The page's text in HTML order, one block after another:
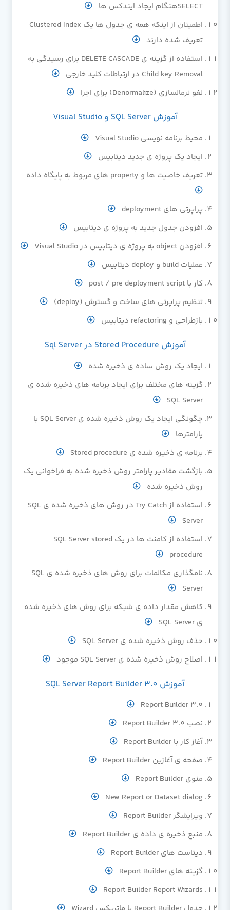
SELECTهنگام ایجاد ایندکس ها
اطمینان از اینکه همه ی جدول ها یک Clustered Index
تعریف شده دارند
استفاده از گزینه ی DELETE CASCADE برای رسیدگی به
Child key Removal در ارتباطات کلید خارجی
لغو نرمالسازی (Denormalize) برای اجرا
آموزش SQL Server و Visual Studio
محیط برنامه نویسی Visual Studio
ایجاد یک پروژه ی جدید دیتابیس
تعریف خاصیت ها و property های مربوط به پایگاه داده
پراپرتی های deployment
افزودن جدول جدید به پروژه ی دیتابیس
افزودن object به پروژه ی دیتابیس در Visual Studio
عملیات build و deploy دیتابیس
کار با post / pre deployment script
تنظیم پراپرتی های ساخت و گسترش (deploy)
بازطراحی و refactoring دیتابیس
آموزش Stored Procedure در Sql Server
ایجاد یک روش ساده ی ذخیره شده
گزینه های مختلف برای ایجاد برنامه های ذخیره شده ی
SQL Server
چگونگی ایجاد یک روش ذخیره شده ی SQL Server با
پارامترها
برنامه ی ذخیره شده ی Stored procedure
بازگشت مقادیر پارامتر روش ذخیره شده به فراخوانی یک
روش ذخیره شده
استفاده از Try Catch در روش های ذخیره شده ی SQL
Server
استفاده از کامنت ها در یک SQL Server stored
procedure
نامگذاری مکالمات برای روش های ذخیره شده ی SQL
Server
کاهش مقدار داده ی شبکه برای روش های ذخیره شده
ی SQL Server
حذف روش ذخیره شده ی SQL Server
اصلاح روش ذخیره شده ی SQL Server موجود
آموزش SQL Server Report Builder 3.0
Report Builder 3.0
نصب Report Builder 3.0
آغاز کار با Report Builder
صفحه ی آغازین Report Builder
منوی Report Builder
New Report or Dataset dialog
ویرایشگر Report Builder
منبع ذخیره ی داده ی Report Builder
دیتاست های Report Builder
گزینه های Report Builder
Report Builder Report Wizards